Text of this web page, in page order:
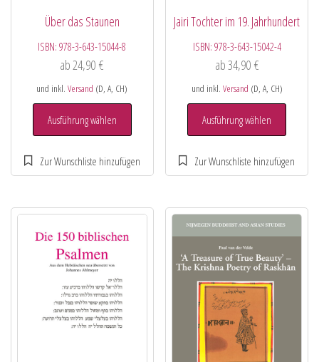
Über das Staunen
ISBN:978-3-643-15044-8
ab24,90€
und inkl.Versand (D, A, CH)
Ausführung wählen
Jairi Tochter im 19. Jahrhundert
ISBN: 978-3-643-15042-4
ab34,90 €
und inkl. Versand (D, A, CH)
Ausführung wählen